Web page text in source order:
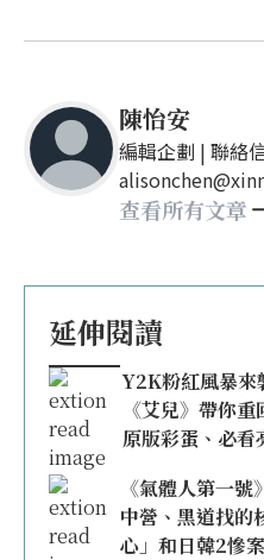
陳怡安
編輯企劃 | 聯絡
查看所有文章
延伸閱讀
Y2K粉紅風暴來
《艾兒》帶你
原版彩蛋、必看
《氣體人第一
中營、黑道找的
心」和日韓2慘